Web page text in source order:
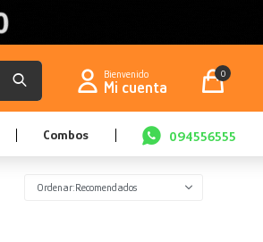
Combos 094556555
0
Recomendados